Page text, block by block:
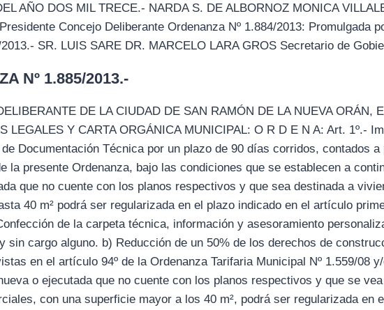
AÑO DOS MIL TRECE.- NARDA S. DE ALBORNOZ MONICA
Concejo Deliberante Ordenanza Nº 1.884/2013: Promulgada
SR. LUIS SARE DR. MARCELO LARA GROS Secretario de
Nº 1.885/2013.-
DE LA CIUDAD DE SAN RAMÓN DE LA NUEVA ORÁN,
LEGALES Y CARTA ORGÁNICA MUNICIPAL: O R D E N A: Art. 1º.-
Documentación Técnica por un plazo de 90 días corridos, contados
la presente Ordenanza, bajo las condiciones que se establecen a
que no cuente con los planos respectivos y que sea destinada a
40 m² podrá ser regularizada en el plazo indicado en el artículo
de la carpeta técnica, información y asesoramiento
sin cargo alguno. b) Reducción de un 50% de los derechos de
en el artículo 94º de la Ordenanza Tarifaria Municipal Nº 1.559/08
o ejecutada que no cuente con los planos respectivos y que se
con una superficie mayor a los 40 m², podrá ser regularizada en